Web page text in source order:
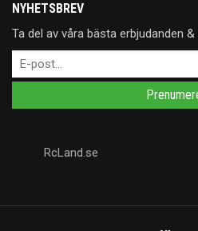
NYHETSBREV
Ta del av våra bästa erbjudanden
RcLand.se